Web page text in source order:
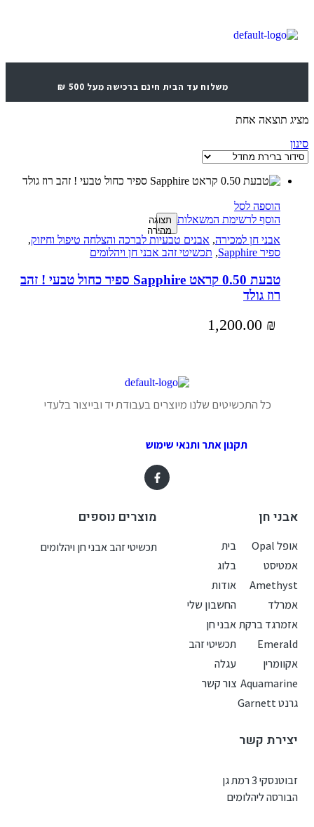
משלוח עד הבית חינם ברכישה מעל 500 ₪
מציג תוצאה אחת
סינון
הוספה לסל
הוסף לרשימת המשאלות תצוגה
מהירה
אבני חן למכירה, אבנים טבעיות לברכה והצלחה טיפול וחיזוק,
ספיר Sapphire
, תכשיטי זהב אבני חן ויהלומים
טבעת 0.50 קראט Sapphire ספיר כחול טבעי ! זהב
רוז גולד
1,200.00 ₪
כל התכשיטים שלנו מיוצרים בעבודת יד ובייצור בלעדי
תקנון אתר ותנאי שימוש
אבני חן
אופל Opal
אמטיסט
Amethyst
אמרלד
אזמרגד ברקת
Emerald
אקוומרין
Aquamarine
גרנט Garnett
בית
בלוג
אודות
החשבון שלי
אבני חן
תכשיטי זהב
עגלה
צור קשר
מוצרים נוספים
תכשיטי זהב אבני חן ויהלומים
יצירת קשר
זבוטנסקי 3 רמת גן
הבורסה ליהלומים